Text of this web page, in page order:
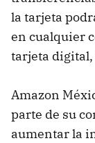
la tarjeta
en cualquier
tarjeta digital,
Amazon
parte de su
aumentar la